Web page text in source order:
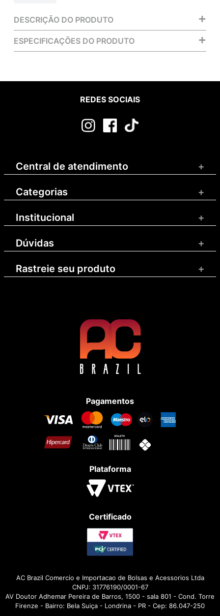
DESCRIÇÃO DO PRODUTO +
ESPECIFICAÇÕES DO PRODUTO +
REDES SOCIAIS
Central de atendimento +
Categorias +
Institucional +
Dúvidas +
Rastreie seu produto +
Pagamentos
Plataforma
Certificado
AC Brazil Comercio e Importacao de Bolsas e Acessorios Ltda
CNPJ: 31776190/0001-67
AV Doutor Adhemar Pereira de Barros, 1500 - sala 801 - Cond. Torre
Firenze - Bairro: Bela Suiça - Londrina - PR - Cep: 86.047-250